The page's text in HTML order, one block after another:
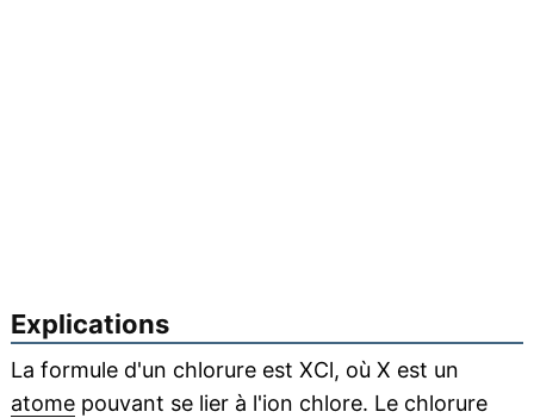
Explications
La formule d'un chlorure est XCl, où X est un
atomepouvant se lier à l'ion chlore. Le chlorure